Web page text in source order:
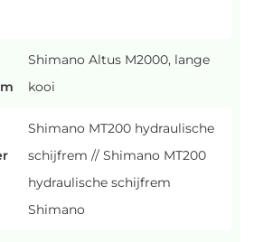
Shimano Altus M2000, lange
kooi
Shimano MT200 hydraulische
schijfrem // Shimano MT200
hydraulische schijfrem
Shimano